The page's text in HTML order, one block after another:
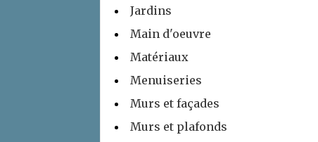
Jardins
Main d'oeuvre
Matériaux
Menuiseries
Murs et façades
Murs et plafonds